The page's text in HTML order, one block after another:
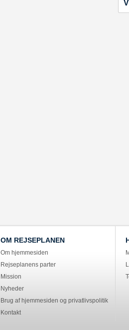
OM REJSEPLANEN
Om hjemmesiden
Rejseplanens parter
Mission
Nyheder
Brug af hjemmesiden og privatlivspolitik
Kontakt